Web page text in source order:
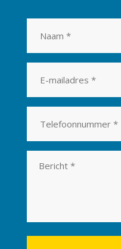
mailadres *